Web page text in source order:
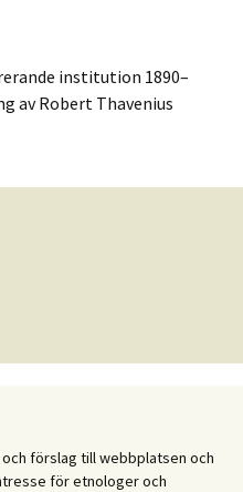
institution 1890–
av Robert Thavenius
förslag till webbplatsen och
för etnologer och